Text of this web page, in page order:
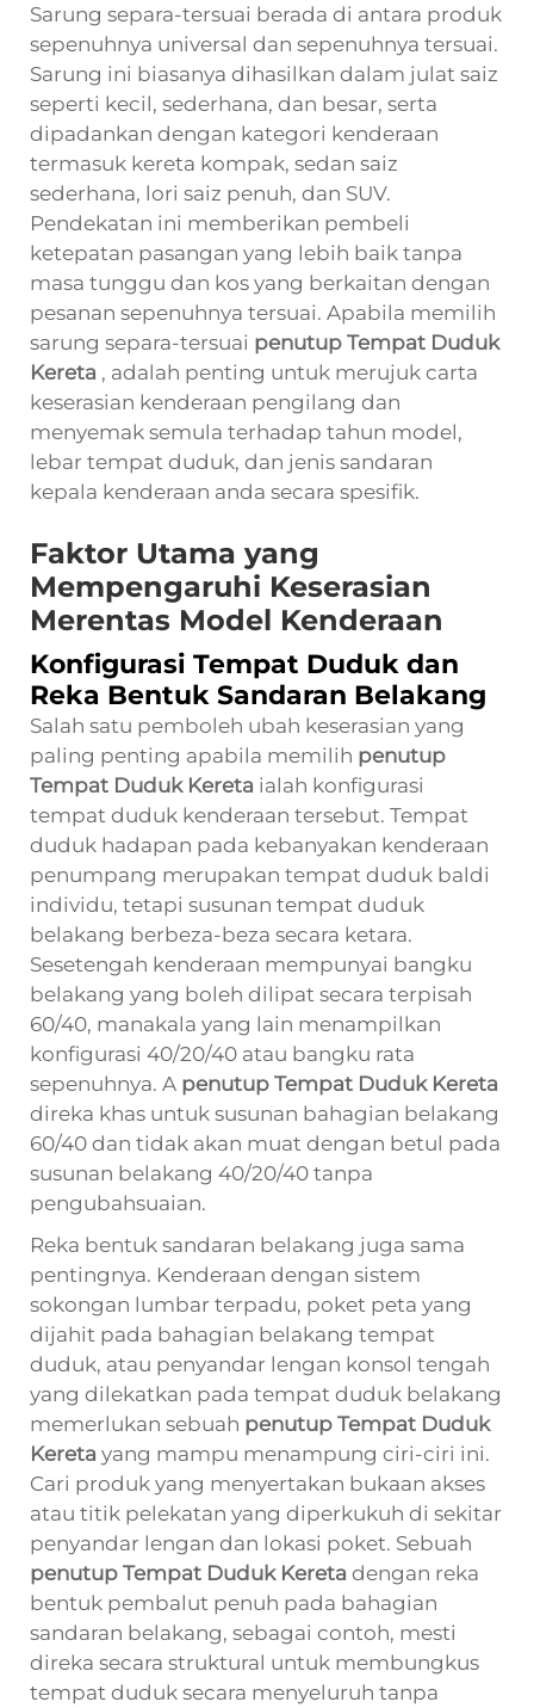
Sarung separa-tersuai berada di antara produk
sepenuhnya universal dan sepenuhnya tersuai.
Sarung ini biasanya dihasilkan dalam julat saiz
seperti kecil, sederhana, dan besar, serta
dipadankan dengan kategori kenderaan
termasuk kereta kompak, sedan saiz
sederhana, lori saiz penuh, dan SUV.
Pendekatan ini memberikan pembeli
ketepatan pasangan yang lebih baik tanpa
masa tunggu dan kos yang berkaitan dengan
pesanan sepenuhnya tersuai. Apabila memilih
sarung separa-tersuai penutup Tempat Duduk
Kereta , adalah penting untuk merujuk carta
keserasian kenderaan pengilang dan
menyemak semula terhadap tahun model,
lebar tempat duduk, dan jenis sandaran
kepala kenderaan anda secara spesifik.
Faktor Utama yang
Mempengaruhi Keserasian
Merentas Model Kenderaan
Konfigurasi Tempat Duduk dan
Reka Bentuk Sandaran Belakang
Salah satu pemboleh ubah keserasian yang
paling penting apabila memilih penutup
Tempat Duduk Kereta ialah konfigurasi
tempat duduk kenderaan tersebut. Tempat
duduk hadapan pada kebanyakan kenderaan
penumpang merupakan tempat duduk baldi
individu, tetapi susunan tempat duduk
belakang berbeza-beza secara ketara.
Sesetengah kenderaan mempunyai bangku
belakang yang boleh dilipat secara terpisah
60/40, manakala yang lain menampilkan
konfigurasi 40/20/40 atau bangku rata
sepenuhnya. A penutup Tempat Duduk Kereta
direka khas untuk susunan bahagian belakang
60/40 dan tidak akan muat dengan betul pada
susunan belakang 40/20/40 tanpa
pengubahsuaian.
Reka bentuk sandaran belakang juga sama
pentingnya. Kenderaan dengan sistem
sokongan lumbar terpadu, poket peta yang
dijahit pada bahagian belakang tempat
duduk, atau penyandar lengan konsol tengah
yang dilekatkan pada tempat duduk belakang
memerlukan sebuah penutup Tempat Duduk
Kereta yang mampu menampung ciri-ciri ini.
Cari produk yang menyertakan bukaan akses
atau titik pelekatan yang diperkukuh di sekitar
penyandar lengan dan lokasi poket. Sebuah
penutup Tempat Duduk Kereta dengan reka
bentuk pembalut penuh pada bahagian
sandaran belakang, sebagai contoh, mesti
direka secara struktural untuk membungkus
tempat duduk secara menyeluruh tanpa